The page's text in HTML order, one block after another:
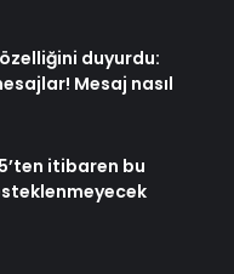
duyurdu:
Mesaj nasıl
itibaren bu